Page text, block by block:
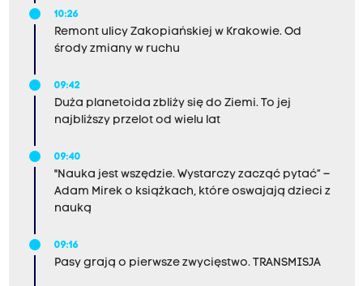
10:26
Remont ulicy Zakopiańskiej w Krakowie. Od
środy zmiany w ruchu
09:42
Duża planetoida zbliży się do Ziemi. To jej
najbliższy przelot od wielu lat
09:40
"Nauka jest wszędzie. Wystarczy zacząć pytać” –
Adam Mirek o książkach, które oswajają dzieci z
nauką
09:16
Pasy grają o pierwsze zwycięstwo. TRANSMISJA